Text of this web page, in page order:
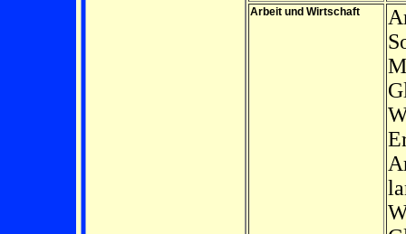
Arbeit und Wirtschaft